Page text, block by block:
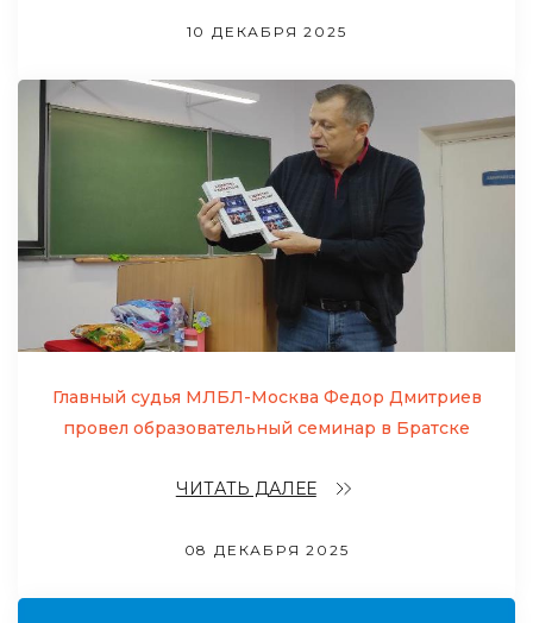
10 ДЕКАБРЯ 2025
Главный судья МЛБЛ-Москва Федор Дмитриев
провел образовательный семинар в Братске
ЧИТАТЬ ДАЛЕЕ
08 ДЕКАБРЯ 2025